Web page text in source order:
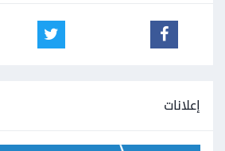
إعلانات